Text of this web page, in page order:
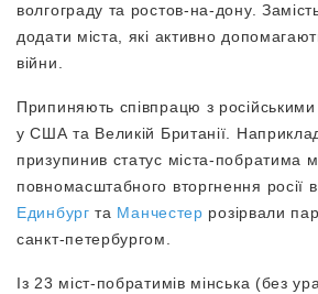
волгограду та ростов-на-дону.
додати міста, які активно
війни.
Припиняють співпрацю з
у США та Великій Британії.
призупинив статус міста-побратима
повномасштабного вторгнення росії
Единбург та Манчестер розірвали
санкт-петербургом.
Із 23 міст-побратимів мінська (без